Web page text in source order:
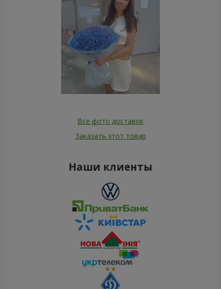
Все фото доставок
Заказать этот товар
Наши клиенты